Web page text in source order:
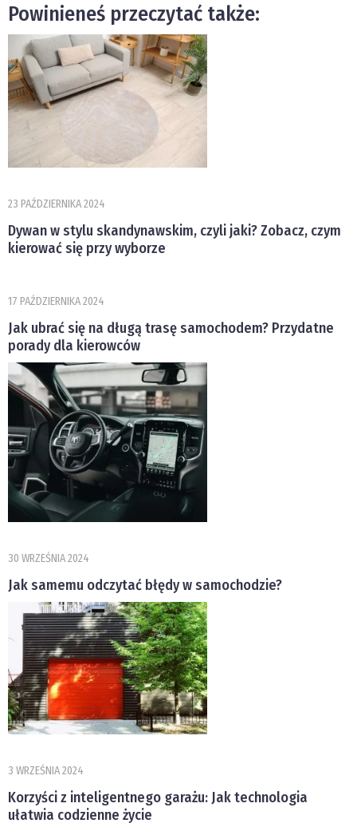
Powinieneś przeczytać także:
23 PAŹDZIERNIKA 2024
Dywan w stylu skandynawskim, czyli jaki? Zobacz, czym
kierować się przy wyborze
17 PAŹDZIERNIKA 2024
Jak ubrać się na długą trasę samochodem? Przydatne
porady dla kierowców
30 WRZEŚNIA 2024
Jak samemu odczytać błędy w samochodzie?
3 WRZEŚNIA 2024
Korzyści z inteligentnego garażu: Jak technologia
ułatwia codzienne życie